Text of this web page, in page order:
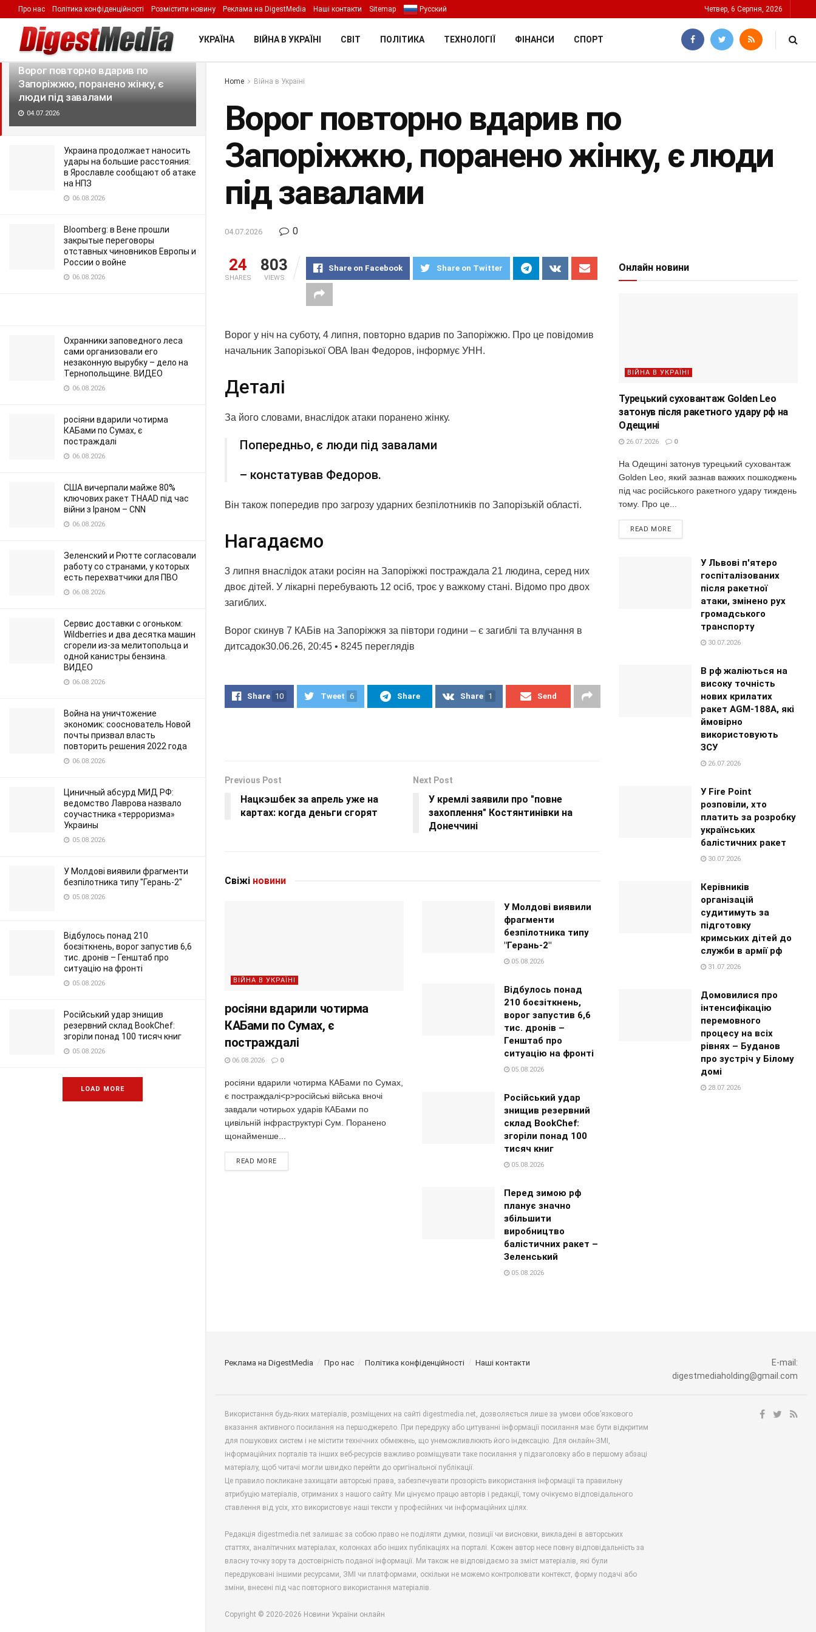
LATEST TRENDING Filter
Ворог повторно вдарив по
Запоріжжю, поранено жінку, є
люди під завалами
04.07.2026
Украина продолжает наносить
удары на большие расстояния:
в Ярославле сообщают об атаке
на НПЗ
06.08.2026
Bloomberg: в Вене прошли
закрытые переговоры
отставных чиновников Европы и
России о войне
06.08.2026
Охранники заповедного леса
сами организовали его
незаконную вырубку – дело на
Тернопольщине. ВИДЕО
06.08.2026
росіяни вдарили чотирма
КАБами по Сумах, є
постраждалі
06.08.2026
США вичерпали майже 80%
ключових ракет THAAD під час
війни з Іраном – CNN
06.08.2026
Зеленский и Рютте согласовали
работу со странами, у которых
есть перехватчики для ПВО
06.08.2026
Сервис доставки с огоньком:
Wildberries и два десятка машин
сгорели из-за мелитопольца и
одной канистры бензина.
ВИДЕО
06.08.2026
Война на уничтожение
экономик: сооснователь Новой
почты призвал власть
повторить решения 2022 года
06.08.2026
Циничный абсурд МИД РФ:
ведомство Лаврова назвало
соучастника «терроризма»
Украины
05.08.2026
У Молдові виявили фрагменти
безпілотника типу "Герань-2"
05.08.2026
Відбулось понад 210
боєзіткнень, ворог запустив 6,6
тис. дронів – Генштаб про
ситуацію на фронті
05.08.2026
Російський удар знищив
резервний склад BookChef:
згоріли понад 100 тисяч книг
05.08.2026
LOAD MORE
Про нас Політика конфіденційності Розмістити новину Реклама на DigestMedia Наші контакти Sitemap Русский Четвер, 6 Серпня, 2026
УКРАЇНА ВІЙНА В УКРАЇНІ СВІТ ПОЛІТИКА ТЕХНОЛОГІЇ ФІНАНСИ СПОРТ
Home Війна в Україні
Ворог повторно вдарив по
Запоріжжю, поранено жінку, є люди
під завалами
04.07.2026 0
24
SHARES
803
VIEWS
Share on Facebook Share on Twitter
Ворог у ніч на суботу, 4 липня, повторно вдарив по Запоріжжю. Про це повідомив
начальник Запорізької ОВА Іван Федоров, інформує УНН.
Деталі
За його словами, внаслідок атаки поранено жінку.
Попередньо, є люди під завалами
– констатував Федоров.
Він також попередив про загрозу ударних безпілотників по Запорізькій області.
Нагадаємо
3 липня внаслідок атаки росіян на Запоріжжі постраждала 21 людина, серед них
двоє дітей. У лікарні перебувають 12 осіб, троє у важкому стані. Відомо про двох
загиблих.
Ворог скинув 7 КАБів на Запоріжжя за півтори години – є загиблі та влучання в
дитсадок30.06.26, 20:45 • 8245 переглядiв
Share 10 Tweet 6 Share Share 1 Send
Previous Post
Нацкэшбек за апрель уже на
картах: когда деньги сгорят
Next Post
У кремлі заявили про "повне
захоплення" Костянтинівки на
Донеччині
Свіжі новини
ВІЙНА В УКРАЇНІ
росіяни вдарили чотирма
КАБами по Сумах, є
постраждалі
06.08.2026 0
росіяни вдарили чотирма КАБами по Сумах,
є постраждалі<p>російські війська вночі
завдали чотирьох ударів КАБами по
цивільній інфраструктурі Сум. Поранено
щонайменше...
READ MORE
У Молдові виявили
фрагменти
безпілотника типу
"Герань-2"
05.08.2026
Відбулось понад
210 боєзіткнень,
ворог запустив 6,6
тис. дронів –
Генштаб про
ситуацію на фронті
05.08.2026
Російський удар
знищив резервний
склад BookChef:
згоріли понад 100
тисяч книг
05.08.2026
Перед зимою рф
планує значно
збільшити
виробництво
балістичних ракет –
Зеленський
05.08.2026
Онлайн новини
ВІЙНА В УКРАЇНІ
Турецький суховантаж Golden Leo
затонув після ракетного удару рф на
Одещині
26.07.2026 0
На Одещині затонув турецький суховантаж
Golden Leo, який зазнав важких пошкоджень
під час російського ракетного удару тиждень
тому. Про це...
READ MORE
У Львові п'ятеро
госпіталізованих
після ракетної
атаки, змінено рух
громадського
транспорту
30.07.2026
В рф жаліються на
високу точність
нових крилатих
ракет AGM-188A, які
ймовірно
використовують
ЗСУ
26.07.2026
У Fire Point
розповіли, хто
платить за розробку
українських
балістичних ракет
30.07.2026
Керівників
організацій
судитимуть за
підготовку
кримських дітей до
служби в армії рф
31.07.2026
Домовилися про
інтенсифікацію
перемовного
процесу на всіх
рівнях – Буданов
про зустріч у Білому
домі
28.07.2026
Реклама на DigestMedia Про нас Політика конфіденційності Наші контакти
E-mail:
digestmediaholding@gmail.com
Використання будь-яких матеріалів, розміщених на сайті digestmedia.net, дозволяється лише за умови обов’язкового
вказання активного посилання на першоджерело. При передруку або цитуванні інформації посилання має бути відкритим
для пошукових систем і не містити технічних обмежень, що унеможливлюють його індексацію. Для онлайн-ЗМІ,
інформаційних порталів та інших веб-ресурсів важливо розміщувати таке посилання у підзаголовку або в першому абзаці
матеріалу, щоб читачі могли швидко перейти до оригінальної публікації.
Це правило покликане захищати авторські права, забезпечувати прозорість використання інформації та правильну
атрибуцію матеріалів, отриманих з нашого сайту. Ми цінуємо працю авторів і редакції, тому очікуємо відповідального
ставлення від усіх, хто використовує наші тексти у професійних чи інформаційних цілях.
Редакція digestmedia.net залишає за собою право не поділяти думки, позиції чи висновки, викладені в авторських
статтях, аналітичних матеріалах, колонках або інших публікаціях на порталі. Кожен автор несе повну відповідальність за
власну точку зору та достовірність поданої інформації. Ми також не відповідаємо за зміст матеріалів, які були
передруковані іншими ресурсами, ЗМІ чи платформами, оскільки не можемо контролювати контекст, форму подачі або
зміни, внесені під час повторного використання матеріалів.
Copyright © 2020-2026 Новини України онлайн